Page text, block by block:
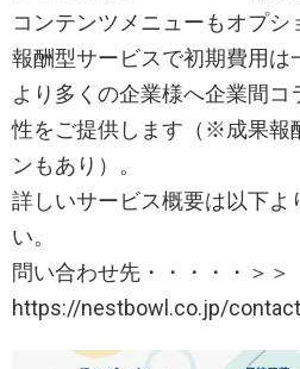
コンテンツメニューもオプシ
報酬型サービスで初期費用は
より多くの企業様へ企業間
性をご提供します（※成果報
ンもあり）。
詳しいサービス概要は以下よ
い。
問い合わせ先・・・・・＞＞
https://nestbowl.co.jp/